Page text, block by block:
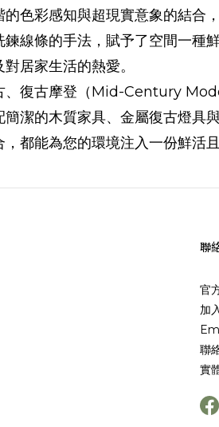
色彩感知與超現實意象的結合
線條的手法，賦予了空間一種
居家生活的熱愛。
、復古摩登（Mid-Century
潔的木質家具、金屬復古燈具
都能為您的環境注入一份鮮活且
聯
官
加
聯
實